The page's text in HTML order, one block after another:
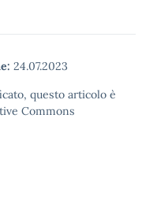
24.07.2023
questo articolo è
Commons